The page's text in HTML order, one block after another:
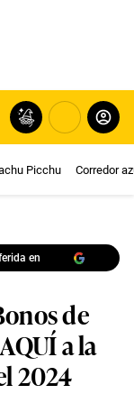
Picchu Corredor
en
de
a la
2024